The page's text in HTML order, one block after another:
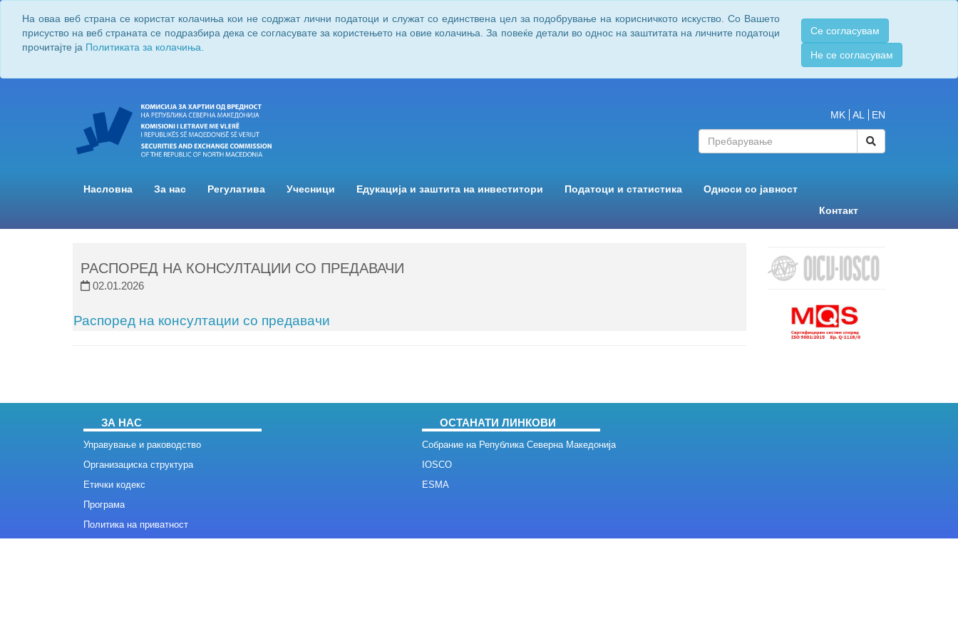
На оваа веб страна се користат колачиња кои не содржат лични податоци и служат со единствена цел за подобрување на корисничкото искуство. Со Вашето
присуство на веб страната се подразбира дека се согласувате за користењето на овие колачиња. За повеќе детали во однос на заштитата на личните податоци
прочитајте ја Политиката за колачиња.
Се согласувам
Не се согласувам
MK AL EN
Насловна За нас Регулатива Учесници Едукација и заштита на инвеститори Податоци и статистика
Односи со јавност
Контакт
РАСПОРЕД НА КОНСУЛТАЦИИ СО ПРЕДАВАЧИ
02.01.2026
Распоред на консултации со предавачи
ЗА НАС
Управување и раководство
Организациска структура
Етички кодекс
Програма
Политика на приватност
ОСТАНАТИ ЛИНКОВИ
Собрание на Република Северна Македонија
IOSCO
ESMA